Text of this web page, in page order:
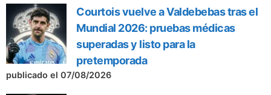
Courtois vuelve a Valdebebas tras el
Mundial 2026: pruebas médicas
superadas y listo para la
pretemporada
publicado el 07/08/2026